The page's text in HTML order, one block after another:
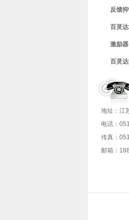
反馈
百灵
激励
百灵
地址：江
电话：
传真：
邮箱：